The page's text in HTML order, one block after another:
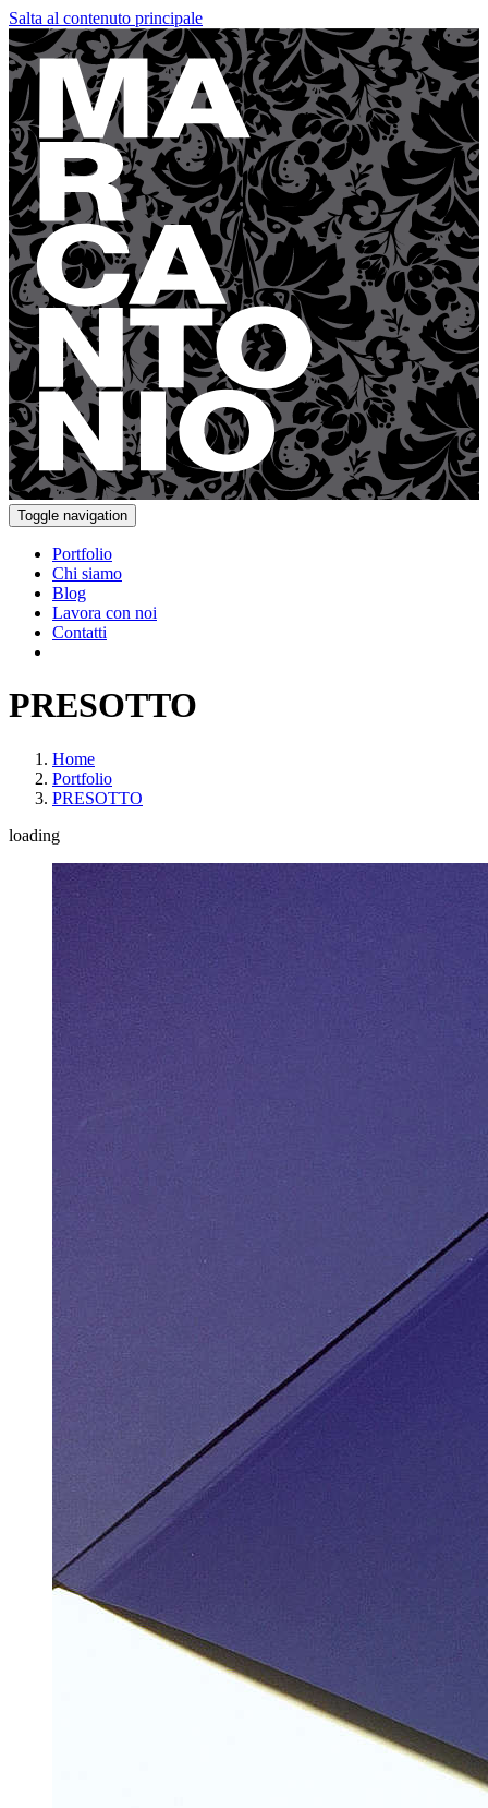
Salta al contenuto principale
Toggle navigation
Portfolio
Chi siamo
Blog
Lavora con noi
Contatti
PRESOTTO
Home
Portfolio
PRESOTTO
loading